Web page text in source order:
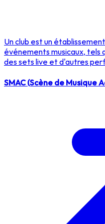
Un club est un
événements musicaux, tels
des sets live et d'autres
SMAC (Scène de Musique